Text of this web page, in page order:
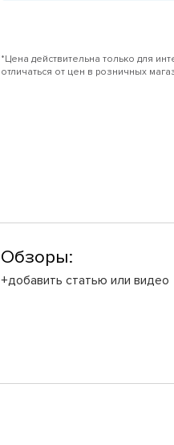
*Цена действительна только для
отличаться от цен в розничных
Обзоры:
+добавить статью или видео